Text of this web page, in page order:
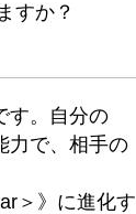
すか？
す。自分の
力で、相手の
＞》に進化す